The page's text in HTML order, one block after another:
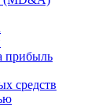
прибыль
средств